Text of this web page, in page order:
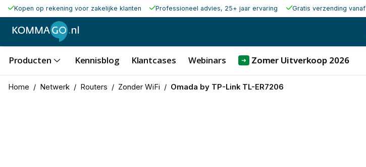
Kopen op rekening voor zakelijke klanten Professioneel advies, 25+ jaar ervaring Gratis verzending vanaf
Producten Kennisblog Klantcases Webinars ➜ Zomer Uitverkoop 2026
Home / Netwerk / Routers / Zonder WiFi / Omada by TP-Link TL-ER7206